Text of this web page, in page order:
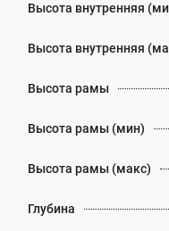
Высота внутренняя
Высота внутренняя
Высота рамы
Высота рамы (мин)
Высота рамы (макс)
Глубина